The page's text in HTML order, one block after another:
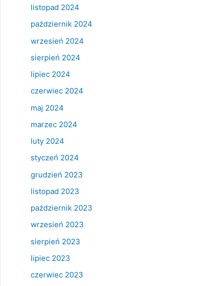
listopad 2024
październik 2024
wrzesień 2024
sierpień 2024
lipiec 2024
czerwiec 2024
maj 2024
marzec 2024
luty 2024
styczeń 2024
grudzień 2023
listopad 2023
październik 2023
wrzesień 2023
sierpień 2023
lipiec 2023
czerwiec 2023